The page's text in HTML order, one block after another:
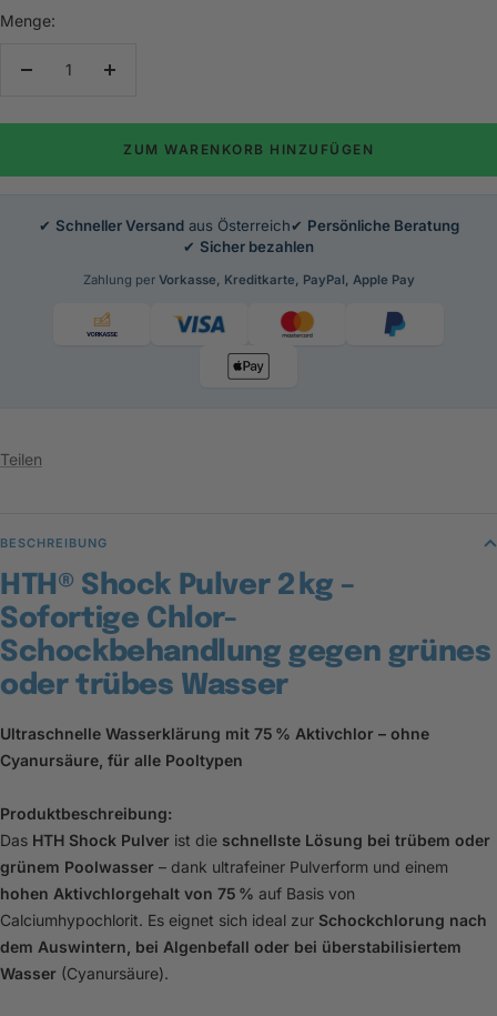
Menge:
Menge
Menge
ZUM WARENKORB HINZUFÜGEN
✔ Schneller Versandaus Österreich✔ Persönliche Beratung
✔ Sicher bezahlen
Zahlung per Vorkasse, Kreditkarte, PayPal, Apple Pay
Teilen
BESCHREIBUNG
HTH® Shock Pulver 2 kg –
Sofortige Chlor-
Schockbehandlung gegen grünes
oder trübes Wasser
Ultraschnelle Wasserklärung mit 75 % Aktivchlor – ohne
Cyanursäure, für alle Pooltypen
Produktbeschreibung:
Das HTH Shock Pulver ist die schnellste Lösung bei trübem oder
grünem Poolwasser – dank ultrafeiner Pulverform und einem
hohen Aktivchlorgehalt von 75 % auf Basis von
Calciumhypochlorit. Es eignet sich ideal zur Schockchlorung nach
dem Auswintern, bei Algenbefall oder bei überstabilisiertem
Wasser (Cyanursäure).